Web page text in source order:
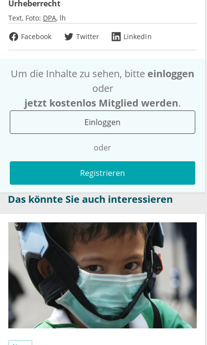
Urheberrecht
Text, Foto: DPA lh
Facebook
Twitter LinkedIn
Um die Inhalte zu sehen, bitte einloggen
oder
jetzt kostenlos Mitglied werden.
Einloggen
oder
Registrieren
Das könnte Sie auch interessieren